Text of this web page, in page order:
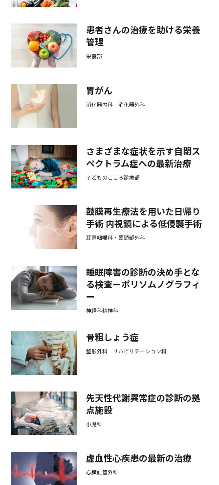
患者さんの治療を助ける栄養
管理
栄養部
胃がん
消化器内科 消化器外科
さまざまな症状を示す自閉ス
ペクトラム症への最新治療
子どものこころ診療部
鼓膜再生療法を用いた日帰り
手術 内視鏡による低侵襲手術
耳鼻咽喉科・頭頸部外科
睡眠障害の診断の決め手とな
る検査ーポリソムノグラフィ
ー
神経科精神科
骨粗しょう症
整形外科 リハビリテーション科
先天性代謝異常症の診断の拠
点施設
小児科
虚血性心疾患の最新の治療
心臓血管外科